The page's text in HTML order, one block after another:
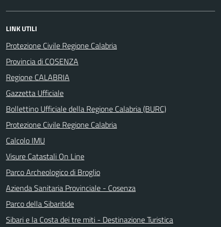
LINK UTILI
Protezione Civile Regione Calabria
Provincia di COSENZA
Regione CALABRIA
Gazzetta Ufficiale
Bollettino Ufficiale della Regione Calabria (BURC)
Protezione Civile Regione Calabria
Calcolo IMU
Visure Catastali On Line
Parco Archeologico di Broglio
Azienda Sanitaria Provinciale - Cosenza
Parco della Sibaritide
Sibari e la Costa dei tre miti - Destinazione Turistica